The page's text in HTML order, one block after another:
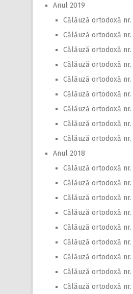
Anul 2019
Călăuză ortodoxă nr.
Călăuză ortodoxă nr.
Călăuză ortodoxă nr.
Călăuză ortodoxă nr.
Călăuză ortodoxă nr.
Călăuză ortodoxă nr.
Călăuză ortodoxă nr.
Călăuză ortodoxă nr.
Călăuză ortodoxă nr.
Anul 2018
Călăuză ortodoxă nr.
Călăuză ortodoxă nr.
Călăuză ortodoxă
Călăuză ortodoxă nr.
Călăuză ortodoxă nr.
Călăuză ortodoxă nr.
Călăuză ortodoxă nr.
Călăuză ortodoxă nr.
Călăuză ortodoxă nr.